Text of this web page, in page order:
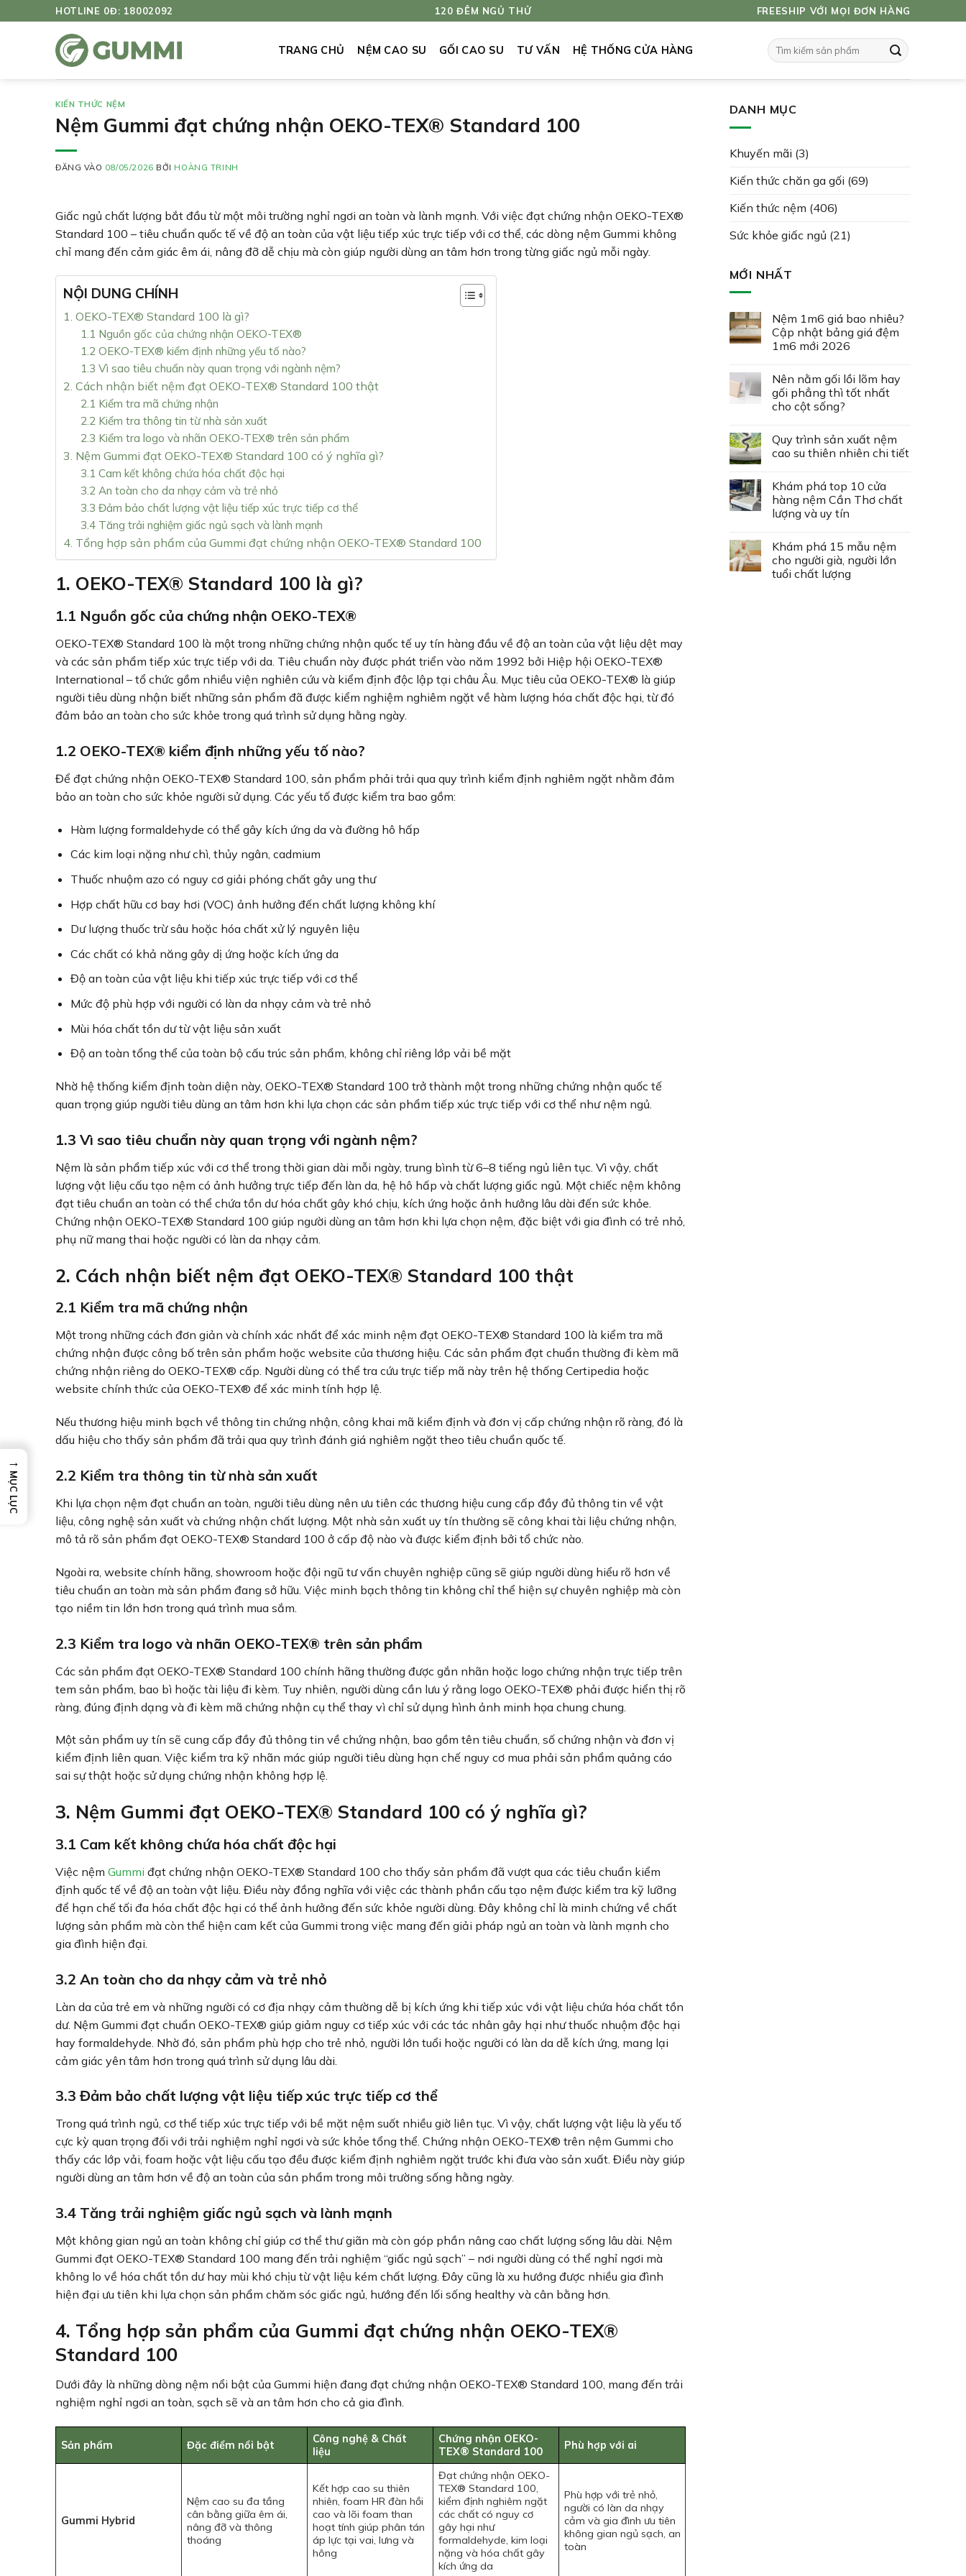
qua
HOTLINE 0Đ: 18002092 120 ĐÊM NGỦ THỬ FREESHIP VỚI MỌI ĐƠN HÀNG
TRANG CHỦ NỆM CAO SU GỐI CAO SU TƯ VẤN HỆ THỐNG CỬA HÀNG
Tìm
kiếm:
KIẾN THỨC NỆM
Nệm Gummi đạt chứng nhận OEKO-TEX® Standard 100
ĐĂNG VÀO 08/05/2026 BỞI HOÀNG TRINH
Giấc ngủ chất lượng bắt đầu từ một môi trường nghỉ ngơi an toàn và lành mạnh. Với việc đạt chứng nhận OEKO-TEX®
Standard 100 – tiêu chuẩn quốc tế về độ an toàn của vật liệu tiếp xúc trực tiếp với cơ thể, các dòng nệm Gummi không
chỉ mang đến cảm giác êm ái, nâng đỡ dễ chịu mà còn giúp người dùng an tâm hơn trong từng giấc ngủ mỗi ngày.
NỘI DUNG CHÍNH
1. OEKO-TEX® Standard 100 là gì?
1.1 Nguồn gốc của chứng nhận OEKO-TEX®
1.2 OEKO-TEX® kiểm định những yếu tố nào?
1.3 Vì sao tiêu chuẩn này quan trọng với ngành nệm?
2. Cách nhận biết nệm đạt OEKO-TEX® Standard 100 thật
2.1 Kiểm tra mã chứng nhận
2.2 Kiểm tra thông tin từ nhà sản xuất
2.3 Kiểm tra logo và nhãn OEKO-TEX® trên sản phẩm
3. Nệm Gummi đạt OEKO-TEX® Standard 100 có ý nghĩa gì?
3.1 Cam kết không chứa hóa chất độc hại
3.2 An toàn cho da nhạy cảm và trẻ nhỏ
3.3 Đảm bảo chất lượng vật liệu tiếp xúc trực tiếp cơ thể
3.4 Tăng trải nghiệm giấc ngủ sạch và lành mạnh
4. Tổng hợp sản phẩm của Gummi đạt chứng nhận OEKO-TEX® Standard 100
1. OEKO-TEX® Standard 100 là gì?
1.1 Nguồn gốc của chứng nhận OEKO-TEX®
OEKO-TEX® Standard 100 là một trong những chứng nhận quốc tế uy tín hàng đầu về độ an toàn của vật liệu dệt may
và các sản phẩm tiếp xúc trực tiếp với da. Tiêu chuẩn này được phát triển vào năm 1992 bởi Hiệp hội OEKO-TEX®
International – tổ chức gồm nhiều viện nghiên cứu và kiểm định độc lập tại châu Âu. Mục tiêu của OEKO-TEX® là giúp
người tiêu dùng nhận biết những sản phẩm đã được kiểm nghiệm nghiêm ngặt về hàm lượng hóa chất độc hại, từ đó
đảm bảo an toàn cho sức khỏe trong quá trình sử dụng hằng ngày.
1.2 OEKO-TEX® kiểm định những yếu tố nào?
Để đạt chứng nhận OEKO-TEX® Standard 100, sản phẩm phải trải qua quy trình kiểm định nghiêm ngặt nhằm đảm
bảo an toàn cho sức khỏe người sử dụng. Các yếu tố được kiểm tra bao gồm:
Hàm lượng formaldehyde có thể gây kích ứng da và đường hô hấp
Các kim loại nặng như chì, thủy ngân, cadmium
Thuốc nhuộm azo có nguy cơ giải phóng chất gây ung thư
Hợp chất hữu cơ bay hơi (VOC) ảnh hưởng đến chất lượng không khí
Dư lượng thuốc trừ sâu hoặc hóa chất xử lý nguyên liệu
Các chất có khả năng gây dị ứng hoặc kích ứng da
Độ an toàn của vật liệu khi tiếp xúc trực tiếp với cơ thể
Mức độ phù hợp với người có làn da nhạy cảm và trẻ nhỏ
Mùi hóa chất tồn dư từ vật liệu sản xuất
Độ an toàn tổng thể của toàn bộ cấu trúc sản phẩm, không chỉ riêng lớp vải bề mặt
Nhờ hệ thống kiểm định toàn diện này, OEKO-TEX® Standard 100 trở thành một trong những chứng nhận quốc tế
quan trọng giúp người tiêu dùng an tâm hơn khi lựa chọn các sản phẩm tiếp xúc trực tiếp với cơ thể như nệm ngủ.
1.3 Vì sao tiêu chuẩn này quan trọng với ngành nệm?
Nệm là sản phẩm tiếp xúc với cơ thể trong thời gian dài mỗi ngày, trung bình từ 6–8 tiếng ngủ liên tục. Vì vậy, chất
lượng vật liệu cấu tạo nệm có ảnh hưởng trực tiếp đến làn da, hệ hô hấp và chất lượng giấc ngủ. Một chiếc nệm không
đạt tiêu chuẩn an toàn có thể chứa tồn dư hóa chất gây khó chịu, kích ứng hoặc ảnh hưởng lâu dài đến sức khỏe.
Chứng nhận OEKO-TEX® Standard 100 giúp người dùng an tâm hơn khi lựa chọn nệm, đặc biệt với gia đình có trẻ nhỏ,
phụ nữ mang thai hoặc người có làn da nhạy cảm.
2. Cách nhận biết nệm đạt OEKO-TEX® Standard 100 thật
2.1 Kiểm tra mã chứng nhận
Một trong những cách đơn giản và chính xác nhất để xác minh nệm đạt OEKO-TEX® Standard 100 là kiểm tra mã
chứng nhận được công bố trên sản phẩm hoặc website của thương hiệu. Các sản phẩm đạt chuẩn thường đi kèm mã
chứng nhận riêng do OEKO-TEX® cấp. Người dùng có thể tra cứu trực tiếp mã này trên hệ thống Certipedia hoặc
website chính thức của OEKO-TEX® để xác minh tính hợp lệ.
Nếu thương hiệu minh bạch về thông tin chứng nhận, công khai mã kiểm định và đơn vị cấp chứng nhận rõ ràng, đó là
dấu hiệu cho thấy sản phẩm đã trải qua quy trình đánh giá nghiêm ngặt theo tiêu chuẩn quốc tế.
2.2 Kiểm tra thông tin từ nhà sản xuất
Khi lựa chọn nệm đạt chuẩn an toàn, người tiêu dùng nên ưu tiên các thương hiệu cung cấp đầy đủ thông tin về vật
liệu, công nghệ sản xuất và chứng nhận chất lượng. Một nhà sản xuất uy tín thường sẽ công khai tài liệu chứng nhận,
mô tả rõ sản phẩm đạt OEKO-TEX® Standard 100 ở cấp độ nào và được kiểm định bởi tổ chức nào.
Ngoài ra, website chính hãng, showroom hoặc đội ngũ tư vấn chuyên nghiệp cũng sẽ giúp người dùng hiểu rõ hơn về
tiêu chuẩn an toàn mà sản phẩm đang sở hữu. Việc minh bạch thông tin không chỉ thể hiện sự chuyên nghiệp mà còn
tạo niềm tin lớn hơn trong quá trình mua sắm.
2.3 Kiểm tra logo và nhãn OEKO-TEX® trên sản phẩm
Các sản phẩm đạt OEKO-TEX® Standard 100 chính hãng thường được gắn nhãn hoặc logo chứng nhận trực tiếp trên
tem sản phẩm, bao bì hoặc tài liệu đi kèm. Tuy nhiên, người dùng cần lưu ý rằng logo OEKO-TEX® phải được hiển thị rõ
ràng, đúng định dạng và đi kèm mã chứng nhận cụ thể thay vì chỉ sử dụng hình ảnh minh họa chung chung.
Một sản phẩm uy tín sẽ cung cấp đầy đủ thông tin về chứng nhận, bao gồm tên tiêu chuẩn, số chứng nhận và đơn vị
kiểm định liên quan. Việc kiểm tra kỹ nhãn mác giúp người tiêu dùng hạn chế nguy cơ mua phải sản phẩm quảng cáo
sai sự thật hoặc sử dụng chứng nhận không hợp lệ.
3. Nệm Gummi đạt OEKO-TEX® Standard 100 có ý nghĩa gì?
3.1 Cam kết không chứa hóa chất độc hại
Việc nệm Gummi đạt chứng nhận OEKO-TEX® Standard 100 cho thấy sản phẩm đã vượt qua các tiêu chuẩn kiểm
định quốc tế về độ an toàn vật liệu. Điều này đồng nghĩa với việc các thành phần cấu tạo nệm được kiểm tra kỹ lưỡng
để hạn chế tối đa hóa chất độc hại có thể ảnh hưởng đến sức khỏe người dùng. Đây không chỉ là minh chứng về chất
lượng sản phẩm mà còn thể hiện cam kết của Gummi trong việc mang đến giải pháp ngủ an toàn và lành mạnh cho
gia đình hiện đại.
3.2 An toàn cho da nhạy cảm và trẻ nhỏ
Làn da của trẻ em và những người có cơ địa nhạy cảm thường dễ bị kích ứng khi tiếp xúc với vật liệu chứa hóa chất tồn
dư. Nệm Gummi đạt chuẩn OEKO-TEX® giúp giảm nguy cơ tiếp xúc với các tác nhân gây hại như thuốc nhuộm độc hại
hay formaldehyde. Nhờ đó, sản phẩm phù hợp cho trẻ nhỏ, người lớn tuổi hoặc người có làn da dễ kích ứng, mang lại
cảm giác yên tâm hơn trong quá trình sử dụng lâu dài.
3.3 Đảm bảo chất lượng vật liệu tiếp xúc trực tiếp cơ thể
Trong quá trình ngủ, cơ thể tiếp xúc trực tiếp với bề mặt nệm suốt nhiều giờ liên tục. Vì vậy, chất lượng vật liệu là yếu tố
cực kỳ quan trọng đối với trải nghiệm nghỉ ngơi và sức khỏe tổng thể. Chứng nhận OEKO-TEX® trên nệm Gummi cho
thấy các lớp vải, foam hoặc vật liệu cấu tạo đều được kiểm định nghiêm ngặt trước khi đưa vào sản xuất. Điều này giúp
người dùng an tâm hơn về độ an toàn của sản phẩm trong môi trường sống hằng ngày.
3.4 Tăng trải nghiệm giấc ngủ sạch và lành mạnh
Một không gian ngủ an toàn không chỉ giúp cơ thể thư giãn mà còn góp phần nâng cao chất lượng sống lâu dài. Nệm
Gummi đạt OEKO-TEX® Standard 100 mang đến trải nghiệm “giấc ngủ sạch” – nơi người dùng có thể nghỉ ngơi mà
không lo về hóa chất tồn dư hay mùi khó chịu từ vật liệu kém chất lượng. Đây cũng là xu hướng được nhiều gia đình
hiện đại ưu tiên khi lựa chọn sản phẩm chăm sóc giấc ngủ, hướng đến lối sống healthy và cân bằng hơn.
4. Tổng hợp sản phẩm của Gummi đạt chứng nhận OEKO-TEX®
Standard 100
Dưới đây là những dòng nệm nổi bật của Gummi hiện đang đạt chứng nhận OEKO-TEX® Standard 100, mang đến trải
nghiệm nghỉ ngơi an toàn, sạch sẽ và an tâm hơn cho cả gia đình.
Sản phẩm Đặc điểm nổi bật
Công nghệ & Chất
liệu
Chứng nhận OEKO-
TEX® Standard 100
Phù hợp với ai
Gummi Hybrid
Nệm cao su đa tầng
cân bằng giữa êm ái,
nâng đỡ và thông
thoáng
Kết hợp cao su thiên
nhiên, foam HR đàn hồi
cao và lõi foam than
hoạt tính giúp phân tán
áp lực tại vai, lưng và
hông
Đạt chứng nhận OEKO-
TEX® Standard 100,
kiểm định nghiêm ngặt
các chất có nguy cơ
gây hại như
formaldehyde, kim loại
nặng và hóa chất gây
kích ứng da
Phù hợp với trẻ nhỏ,
người có làn da nhạy
cảm và gia đình ưu tiên
không gian ngủ sạch, an
toàn
DANH MỤC
Khuyến mãi (3)
Kiến thức chăn ga gối (69)
Kiến thức nệm (406)
Sức khỏe giấc ngủ (21)
MỚI NHẤT
Nệm 1m6 giá bao nhiêu?
Cập nhật bảng giá đệm
1m6 mới 2026
Nên nằm gối lồi lõm hay
gối phẳng thì tốt nhất
cho cột sống?
Quy trình sản xuất nệm
cao su thiên nhiên chi tiết
Khám phá top 10 cửa
hàng nệm Cần Thơ chất
lượng và uy tín
Khám phá 15 mẫu nệm
cho người già, người lớn
tuổi chất lượng
→
MỤC LỤC